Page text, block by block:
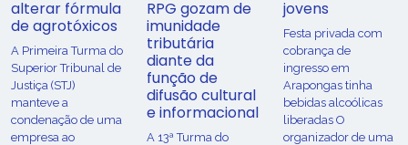
alterar fórmula
de agrotóxicos
​A Primeira Turma do
Superior Tribunal de
Justiça (STJ)
manteve a
condenação de uma
empresa ao
RPG gozam de
imunidade
tributária
diante da
função de
difusão cultural
e informacional
A 13ª Turma do
jovens
Festa privada com
cobrança de
ingresso em
Arapongas tinha
bebidas alcoólicas
liberadas O
organizador de uma